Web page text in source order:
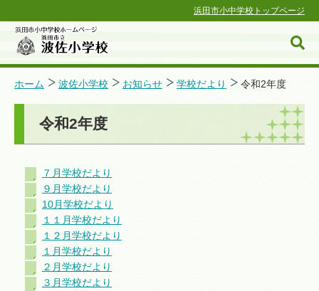
浜田市小中学校トップページ
浜田市小中学校ホームページ
ホーム 波佐小学校 お知らせ 学校だより 令和2年度
令和2年度
７月学校だより
９月学校だより
10月学校だより
１１月学校だより
１２月学校だより
１月学校だより
２月学校だより
３月学校だより